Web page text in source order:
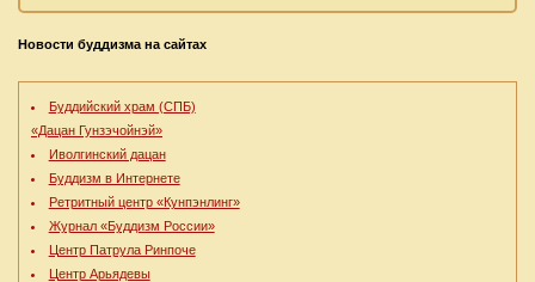
Новости буддизма на сайтах
Буддийский храм (СПБ)
«Дацан Гунзэчойнэй»
Иволгинский дацан
Буддизм в Интернете
Ретритный центр «Кунпэнлинг»
Журнал «Буддизм России»
Центр Патрула Ринпоче
Центр Арьядевы